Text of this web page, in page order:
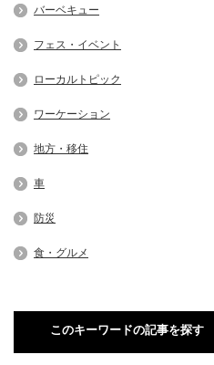
バーベキュー
フェス・イベント
ローカルトピック
ワーケーション
地方・移住
車
防災
食・グルメ
このキーワードの記事を探す